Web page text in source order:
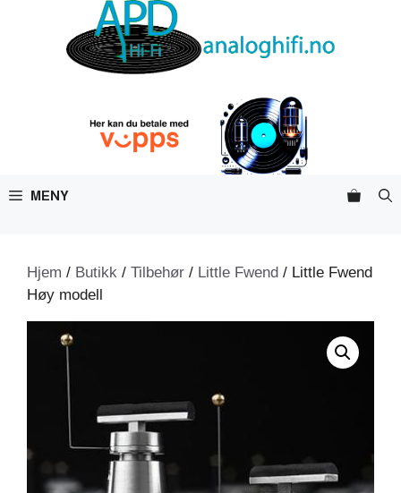
MENY
Hjem / Butikk / Tilbehør / Little Fwend / Little Fwend
Høy modell